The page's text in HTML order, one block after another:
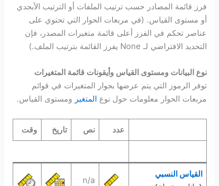
فرز قائمة المصادر حسب ترتيب الملفات أو الترتيب الأبجدي
أو مستوى القياس. (في مربعات الحوار التي تحتوي على
عناصر تحكم في الفرز أعلى قائمة متغيرات المصدر، فإن
التحديد الافتراضي لـ None يفرز القائمة بترتيب الملف.)
نوع البيانات ومستوى القياس وأيقونات قائمة المتغيرات
توفر الرموز التي يتم عرضها بجوار المتغيرات في قوائم
مربعات الحوار معلومات حول نوع المتغير ومستوى القياس.
عدد نص تاريخ وقت
القياس النسبي
n/a